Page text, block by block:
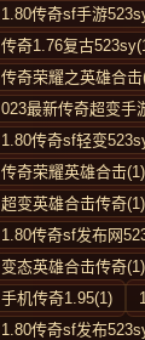
1.80传奇sf手游
传奇1.76复古
传奇荣耀之英雄合击
023最新传奇超变手
1.80传奇sf轻变
传奇荣耀英雄合击(1)
超变英雄合击传奇(1)
1.80传奇sf发布网
变态英雄合击传奇(1)
手机传奇1.95(1)
1.80传奇sf发布